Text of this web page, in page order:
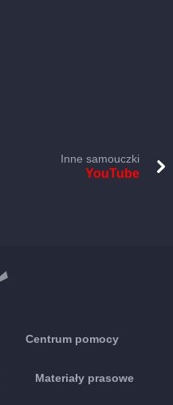
Inne samouczki
YouTube
Centrum pomocy
Materiały prasowe